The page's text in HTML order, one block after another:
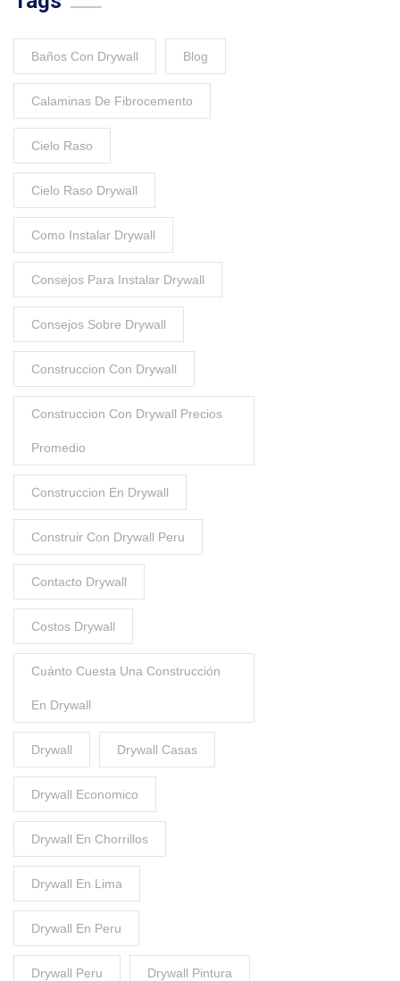
Baños Con Drywall Blog
Calaminas De Fibrocemento
Cielo Raso
Cielo Raso Drywall
Como Instalar Drywall
Consejos Para Instalar Drywall
Consejos Sobre Drywall
Construccion Con Drywall
Construccion Con Drywall Precios
Promedio
Construccion En Drywall
Construir Con Drywall Peru
Contacto Drywall
Costos Drywall
Cuánto Cuesta Una Construcción
En Drywall
Drywall Drywall Casas
Drywall Economico
Drywall En Chorrillos
Drywall En Lima
Drywall En Peru
Drywall Peru Drywall Pintura